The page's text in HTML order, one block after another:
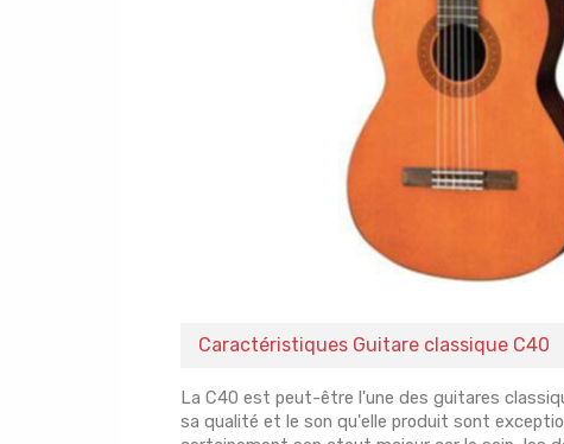
Caractéristiques Guitare classique C40
La C40 est peut-être l'une des guitares
sa qualité et le son qu'elle produit sont